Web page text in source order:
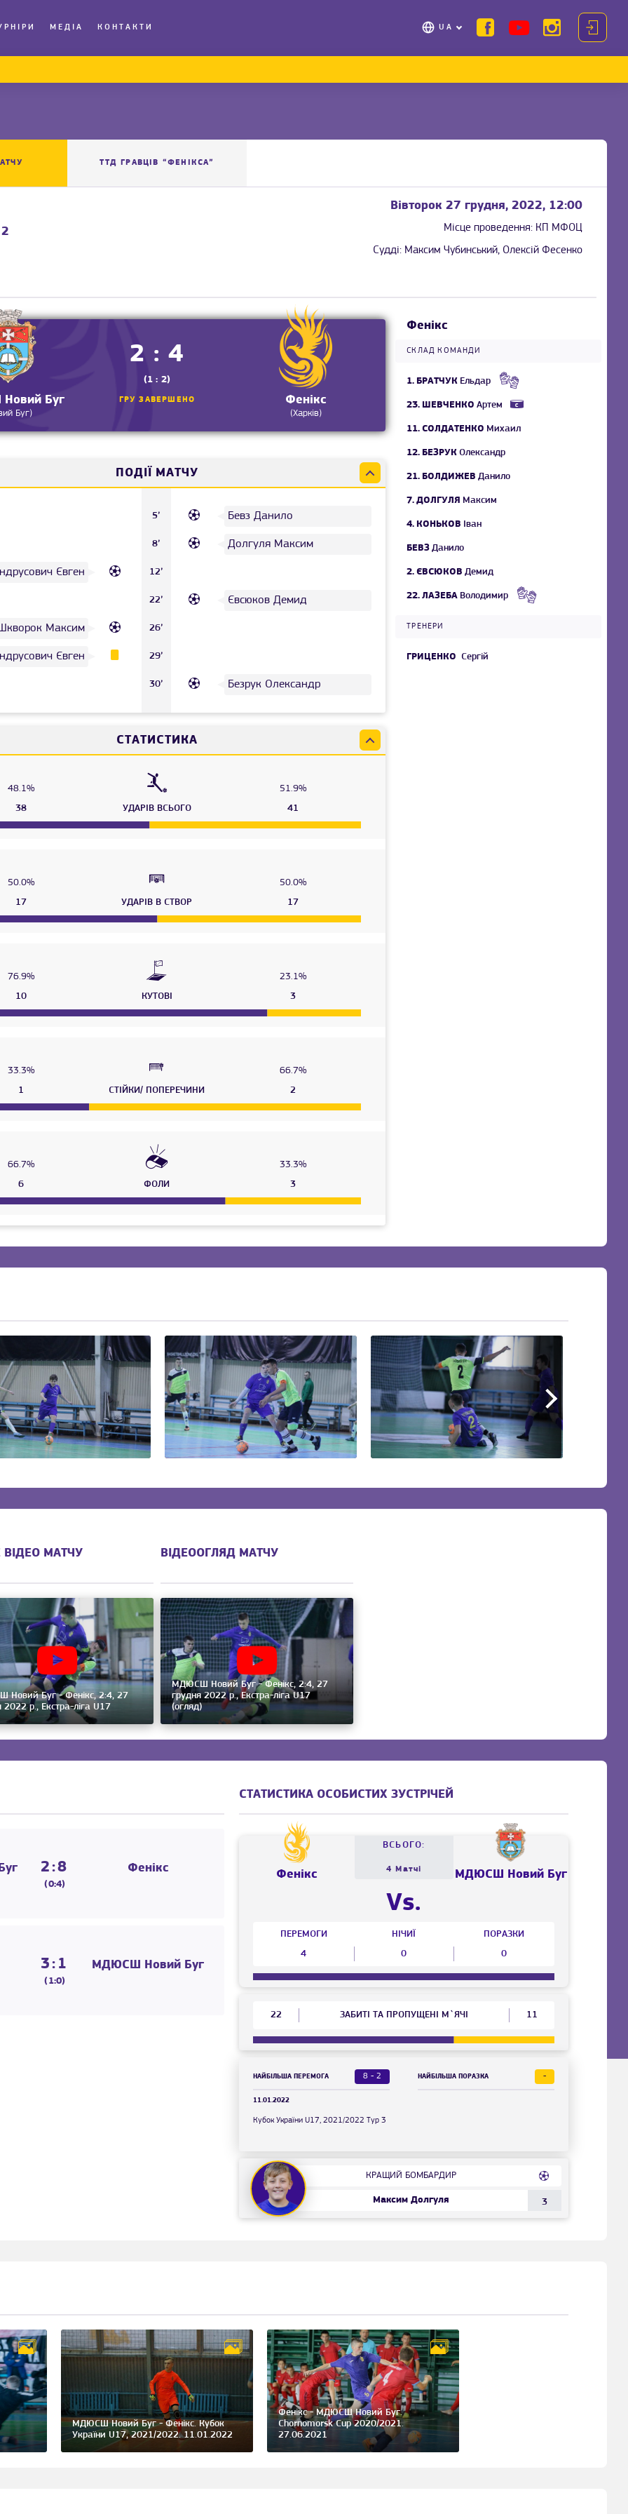
UA
МЕДІА КОНТАКТИ
ТТД ГРАВЦІВ “ФЕНІКСА”
Вівторок 27 грудня, 2022, 12:00
Місце проведення: КП МФОЦ
Судді: Максим Чубинський, Олексій Фесенко
Буг
Буг)
2 : 4
(1 : 2)
ГРУ ЗАВЕРШЕНО Фенікс
(Харків)
ПОДІЇ МАТЧУ
5’ Бевз Данило
8’ Долгуля Максим
Євген 12’
22’ Євсюков Демид
Максим 26’
Євген 29’
30’ Безрук Олександр
СТАТИСТИКА
48.1%
51.9%
38
УДАРІВ ВСЬОГО 41
50.0%
50.0%
17
УДАРІВ В СТВОР 17
76.9%
23.1%
10
КУТОВІ 3
33.3%
66.7%
1
СТІЙКИ/ ПОПЕРЕЧИНИ 2
66.7%
33.3%
6
ФОЛИ 3
Фенікс
СКЛАД КОМАНДИ
1. БРАТЧУК Ельдар
23. ШЕВЧЕНКО Артем
11. СОЛДАТЕНКО Михаил
12. БЕЗРУК Олександр
21. БОЛДИЖЕВ Данило
7. ДОЛГУЛЯ Максим
4. КОНЬКОВ Іван
БЕВЗ Данило
2. ЄВСЮКОВ Демид
22. ЛАЗЕБА Володимир
ТРЕНЕРИ
ГРИЦЕНКО Сергій
МАТЧУ
Новий Буг - Фенікс, 2:4, 27
2022 р., Екстра-ліга U17
ВІДЕООГЛЯД МАТЧУ
МДЮСШ Новий Буг - Фенікс, 2:4, 27
грудня 2022 р., Екстра-ліга U17
(огляд)
2:8
(0:4)
Фенікс
3:1
(1:0)
МДЮСШ Новий Буг
СТАТИСТИКА ОСОБИСТИХ ЗУСТРІЧЕЙ
Фенікс
ВСЬОГО:
4 Матчі
Vs.
МДЮСШ Новий Буг
ПЕРЕМОГИ
4
НІЧИЇ
0
ПОРАЗКИ
0
22 ЗАБИТІ ТА ПРОПУЩЕНІ М`ЯЧІ 11
НАЙБІЛЬША ПЕРЕМОГА 8 - 2
11.01.2022
Кубок України U17, 2021/2022 Тур 3
НАЙБІЛЬША ПОРАЗКА -
КРАЩИЙ БОМБАРДИР
Максим Долгуля 3
МДЮСШ Новий Буг - Фенікс. Кубок
України U17, 2021/2022. 11.01.2022
Фенікс - МДЮСШ Новий Буг.
Chornomorsk Cup 2020/2021.
27.06.2021